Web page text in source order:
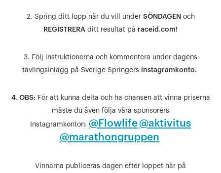
2. Spring ditt lopp när du vill under SÖNDAGEN och
REGISTRERA ditt resultat på raceid.com!
3. Följ instruktionerna och kommentera under dagens
tävlingsinlägg på Sverige Springers instagramkonto.
4. OBS: För att kunna delta och ha chansen att vinna priserna
måste du även följa våra sponsorers
Instagramkonton: @Flowlife@aktivitus
@marathongruppen
Vinnarna publiceras dagen efter loppet här på